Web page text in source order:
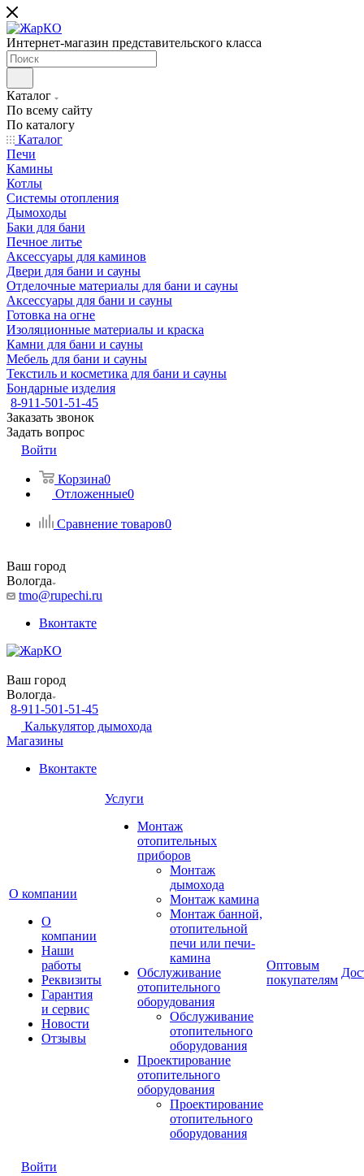
Интернет-магазин представительского класса
Каталог
По всему сайту
По каталогу
Каталог
Печи
Камины
Котлы
Системы отопления
Дымоходы
Баки для бани
Печное литье
Аксессуары для каминов
Двери для бани и сауны
Отделочные материалы для бани и сауны
Аксессуары для бани и сауны
Готовка на огне
Изоляционные материалы и краска
Камни для бани и сауны
Мебель для бани и сауны
Текстиль и косметика для бани и сауны
Бондарные изделия
8-911-501-51-45
Заказать звонок
Задать вопрос
Войти
Корзина0
Отложенные0
Сравнение товаров0
Ваш город
Вологда
tmo@rupechi.ru
Вконтакте
Ваш город
Вологда
8-911-501-51-45
Калькулятор дымохода
Магазины
Вконтакте
О компании
О
компании
Наши
работы
Реквизиты
Гарантия
и сервис
Новости
Отзывы
Услуги
Монтаж
отопительных
приборов
Монтаж
дымохода
Монтаж камина
Монтаж банной,
отопительной
печи или печи-
камина
Обслуживание
отопительного
оборудования
Обслуживание
отопительного
оборудования
Проектирование
отопительного
оборудования
Проектирование
отопительного
оборудования
Оптовым
покупателям
Войти